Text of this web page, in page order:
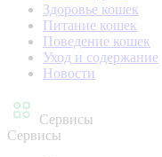
Здоровье кошек
Питание кошек
Поведение кошек
Уход и содержание
Новости
Сервисы
Сервисы